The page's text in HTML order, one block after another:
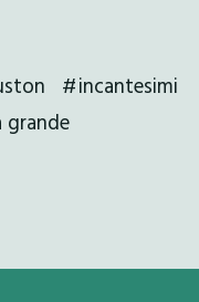
incantesimi
grande